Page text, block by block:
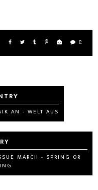
2
AN - WELT AUS
MARCH - SPRING OR